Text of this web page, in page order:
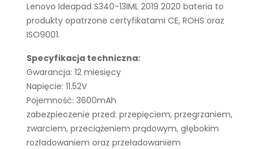
Lenovo Ideapad S340-13IML 2019 2020 bateria to
produkty opatrzone certyfikatami CE, ROHS oraz
ISO9001.
Specyfikacja techniczna:
Gwarancja: 12 miesięcy
Napięcie: 11.52V
Pojemność: 3600mAh
zabezpieczenie przed: przepięciem, przegrzaniem,
zwarciem, przeciążeniem prądowym, głębokim
rozładowaniem oraz przeładowaniem